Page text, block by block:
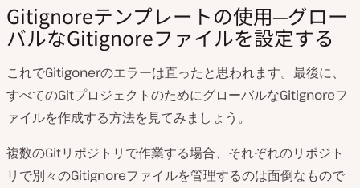
Gitignoreテンプレートの使用─グロー
バルなGitignoreファイルを設定する
これでGitigonerのエラーは直ったと思われます。最後に、
すべてのGitプロジェクトのためにグローバルなGitignoreフ
ァイルを作成する方法を見てみましょう。
複数のGitリポジトリで作業する場合、それぞれのリポジト
リで別々のGitignoreファイルを管理するのは面倒なもので